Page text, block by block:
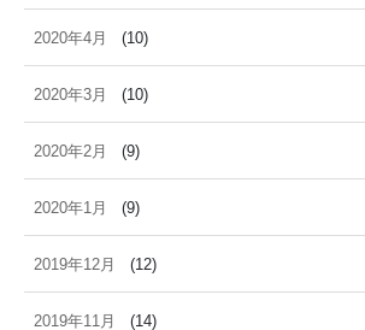
2020年4月 (10)
2020年3月 (10)
2020年2月 (9)
2020年1月 (9)
2019年12月 (12)
2019年11月 (14)